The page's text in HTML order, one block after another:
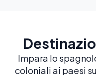
Impara lo
coloniali ai paesi